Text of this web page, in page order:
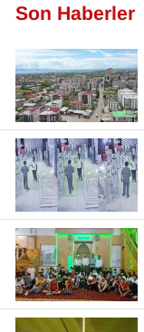
Son Haberler